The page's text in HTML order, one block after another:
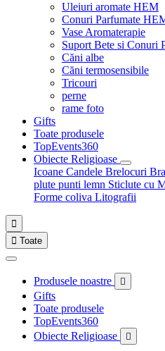
Uleiuri aromate HEM
Conuri Parfumate
Vase Aromaterapie
Suport Bete si Conuri
Căni albe
Căni termosensibile
Tricouri
perne
rame foto
Gifts
Toate produsele
TopEvents360
Obiecte Religioase
Icoane Candele Brelocuri
plute punti lemn Sticlute cu
Forme coliva Litografii

 Toate
Produsele noastre 
Gifts
Toate produsele
TopEvents360
Obiecte Religioase
